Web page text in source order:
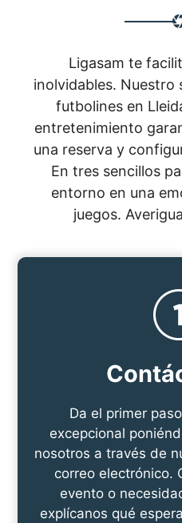
Ligasam te
inolvidables. Nuestro
futbolines en
entretenimiento
una reserva y
En tres sencillos
entorno en una
juegos.
Da el primer
excepcional
nosotros a través de
correo electrónico.
evento o
explícanos qué